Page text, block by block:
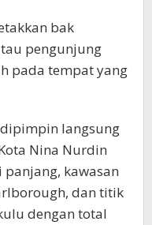
bak
pengunjung
pada tempat yang
langsung
Nina Nurdin
kawasan
dan titik
dengan total